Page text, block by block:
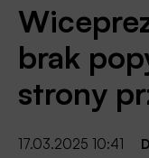
brak
strony
17.03.2025 10:41